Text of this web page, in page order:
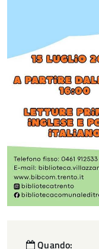
Quando: